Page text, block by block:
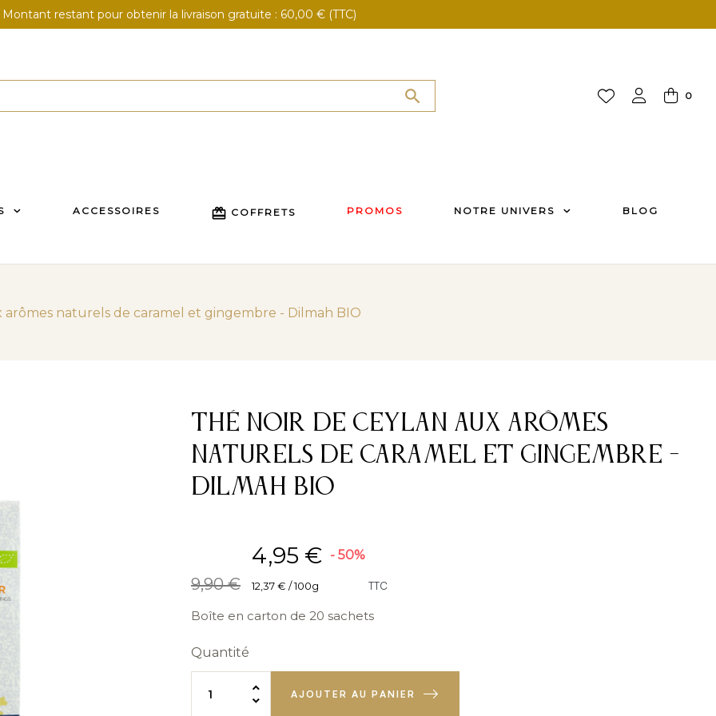
Montant restant pour obtenir la livraison gratuite : 60,00 € (TTC)
search 0
ACCESSOIRES card_giftcard COFFRETS PROMOS NOTRE UNIVERS BLOG
arômes naturels de caramel et gingembre - Dilmah BIO
Thé noir de Ceylan aux arômes
naturels de caramel et gingembre -
Dilmah BIO
9,90 €
4,95 € - 50%
12,37 € / 100g TTC
Boîte en carton de 20 sachets
Quantité
AJOUTER AU PANIER